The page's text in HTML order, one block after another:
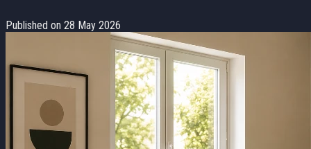
Published on 28 May 2026